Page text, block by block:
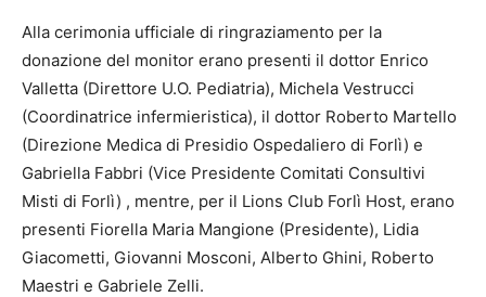
Alla cerimonia ufficiale di ringraziamento per la
donazione del monitor erano presenti il dottor Enrico
Valletta (Direttore U.O. Pediatria), Michela Vestrucci
(Coordinatrice infermieristica), il dottor Roberto Martello
(Direzione Medica di Presidio Ospedaliero di Forlì) e
Gabriella Fabbri (Vice Presidente Comitati Consultivi
Misti di Forlì) , mentre, per il Lions Club Forlì Host, erano
presenti Fiorella Maria Mangione (Presidente), Lidia
Giacometti, Giovanni Mosconi, Alberto Ghini, Roberto
Maestri e Gabriele Zelli.